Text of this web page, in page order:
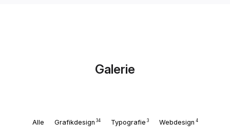
Galerie
Alle Grafikdesign 34 Typografie 3 Webdesign 4